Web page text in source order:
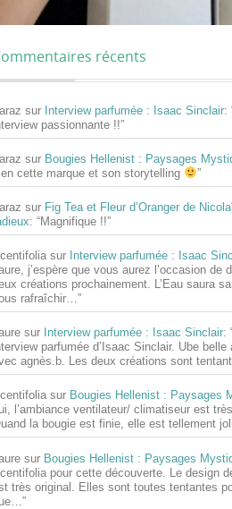
récents
sur Interview parfumée : Isaac Sinclair:
passionnante !!”
sur Bougies Hellenist : Paysages
cette marque et son storytelling
”
sur Fig Tea et Fleur d’Oranger de
: “Magnifique !!”
sur Interview parfumée : Isaac
j’espère que vous aurez l’occasion de
créations prochainement. L’Eau saura
rafraîchir…”
sur Interview parfumée : Isaac Sinclair:
parfumée d’Isaac Sinclair. Ube
agnès.b. Les deux créations sont
sur Bougies Hellenist : Paysages
l’ambiance ventilateur/ climatiseur est
la bougie est finie, elle est tellement
sur Bougies Hellenist : Paysages
pour cette découverte. Le design
très original. Elles sont toutes tentantes
”